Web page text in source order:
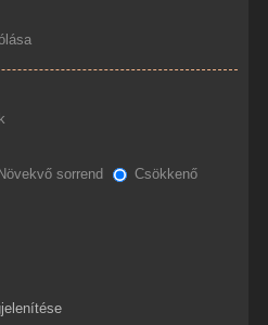
Növekvő sorrend
Csökkenő